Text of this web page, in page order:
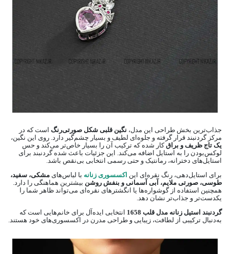
جذاب‌ترین بخش طراحی این مدل، نگین قلبی شکل صورتی‌رنگاست که در
مرکز گردنبند قرار گرفته و جلوه‌ای لطیف و بسیار چشم‌گیر دارد. روی این نگین،
یک تاج ظریف و براقکار شده که ترکیب آن را بسیار خاص‌تر می‌کند و حس
لوکس‌بودن را به استایل اضافه می‌کند. این جزئیات باعث شده گردنبند برای
استایل‌های دخترانه، رمانتیک و حتی رسمی انتخابی بی‌نقص باشد.
برای استایل‌دهی، رنگ نقره‌ای این اکسسوری زنانه با لباس‌های مشکی، سفید،
طوسی، صورتی ملایم، آبی آسمانی و بنفش روشن بیشترین هماهنگی را دارد.
همچنین استفاده از گوشواره‌ها یا انگشترهای نقره‌ای می‌تواند ظاهر شما را
یکدست‌تر و جذاب‌تر نشان دهد.
گردنبند استیل زنانه مدل قلب 1658
انتخابی ایده‌آل برای خانم‌هایی است که
به‌دنبال ترکیبی از لطافت، زیبایی و طراحی مدرن در اکسسوری‌های خود هستند.